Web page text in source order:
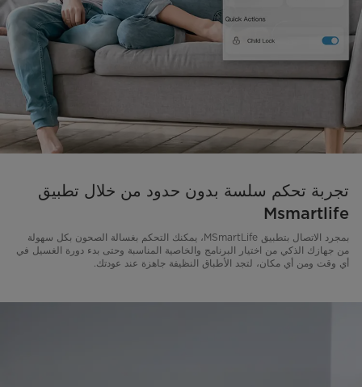
تجربة تحكم سلسة بدون حدود من خلال تطبيق
Msmartlife
بمجرد الاتصال بتطبيق MSmartLife، يمكنك التحكم بغسالة الصحون بكل سهولة
من جهازك الذكي من اختيار البرنامج والخاصية المناسبة وحتى بدء دورة الغسيل في
أي وقت ومن أي مكان، لتجد الأطباق النظيفة جاهزة عند عودتك.